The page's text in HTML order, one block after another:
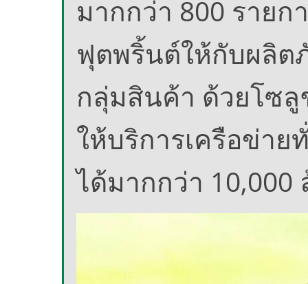
มากกว่า 800 รายก
ฟุตพริ้นต์ให้กับผลิต
กลุ่มสินค้า ด้วยโซลู
ให้บริการเครือข่า
ได้มากกว่า